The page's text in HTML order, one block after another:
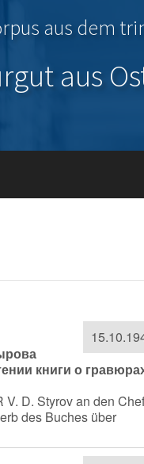
aus dem
aus
книги о
D. Styrov an den Chef
des Buches über